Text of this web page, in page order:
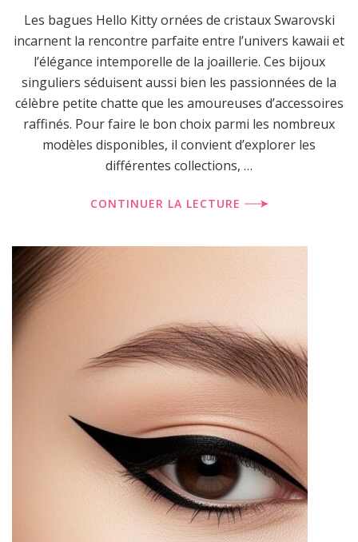
Les bagues Hello Kitty ornées de cristaux Swarovski
incarnent la rencontre parfaite entre l’univers kawaii et
l’élégance intemporelle de la joaillerie. Ces bijoux
singuliers séduisent aussi bien les passionnées de la
célèbre petite chatte que les amoureuses d’accessoires
raffinés. Pour faire le bon choix parmi les nombreux
modèles disponibles, il convient d’explorer les
différentes collections, …
CONTINUER LA LECTURE